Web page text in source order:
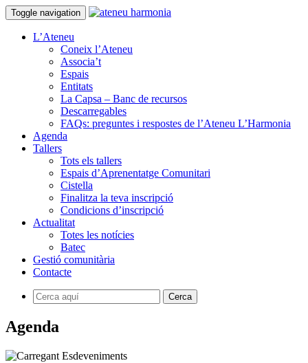
Toggle navigation
L’Ateneu
Coneix l’Ateneu
Associa’t
Espais
Entitats
La Capsa – Banc de recursos
Descarregables
FAQs: preguntes i respostes de l’Ateneu L’Harmonia
Agenda
Tallers
Tots els tallers
Espais d’Aprenentatge Comunitari
Cistella
Finalitza la teva inscripció
Condicions d’inscripció
Actualitat
Totes les notícies
Batec
Gestió comunitària
Contacte
Agenda